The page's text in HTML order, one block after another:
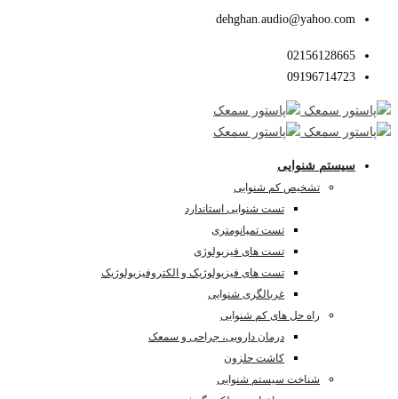
dehghan.audio@yahoo.com
02156128665
09196714723
سیستم شنوایی
تشخیص کم شنوایی
تست شنوایی استاندارد
تست تمپانومتری
تست های فیزیولوژی
تست های فیزیولوژیک و الکتروفیزیولوژیک
غربالگری شنوایی
راه حل های کم شنوایی
درمان دارویی، جراحی و سمعک
کاشت حلزون
شناخت سیستم شنوایی